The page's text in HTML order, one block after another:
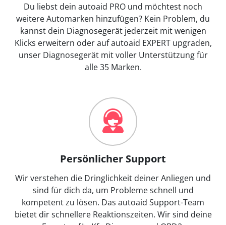
Du liebst dein autoaid PRO und möchtest noch
weitere Automarken hinzufügen? Kein Problem, du
kannst dein Diagnosegerät jederzeit mit wenigen
Klicks erweitern oder auf autoaid EXPERT upgraden,
unser Diagnosegerät mit voller Unterstützung für
alle 35 Marken.
Persönlicher Support
Wir verstehen die Dringlichkeit deiner Anliegen und
sind für dich da, um Probleme schnell und
kompetent zu lösen. Das autoaid Support-Team
bietet dir schnellere Reaktionszeiten. Wir sind deine